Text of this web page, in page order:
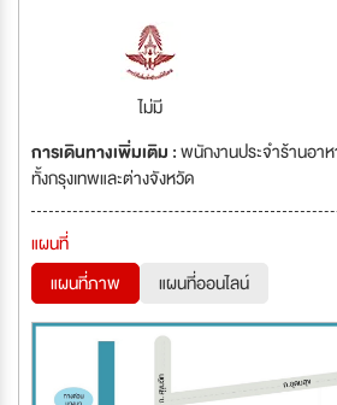
ไม่มี
การเดินทางเพิ่มเติม :พนักงานประจำร้านอา
ทั้งกรุงเทพและต่างจังหวัด
แผนที่
แผนที่ภาพ
แผนที่ออนไลน์